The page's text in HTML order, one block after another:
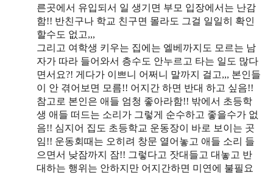
른곳에서 유입되서 일 생기면 부모 입장에서는 난감
함!! 반친구나 학교 친구면 몰라도 그걸 일일히 확인
할수도 없고,,,
그리고 여학생 키우는 집에는 엘베까지도 모르는 남
자가 따라 들어와서 층수도 안누르고 타는 일도 많다
면서요?! 게다가 이쁘니 어쩌니 말까지 걸고,,, 본인들
이 안 겪어보면 모름!! 어지간 하면 반대 하고 싶음!!
참고로 본인은 애들 엄청 좋아라함!! 밖에서 초등학
생 애들 떠드는 소리가 그렇게 순수하고 좋을수가 없
음!! 심지어 집도 초등학교 운동장이 바로 보이는 곳
임!! 운동회때는 오히려 창문 열어놓고 애들 소리 들
으면서 낮잠까지 잠!! 그렇다고 잣대들고 대놓고 반
대하는 행위는 안하지만 어지간하면 미연에 불필요